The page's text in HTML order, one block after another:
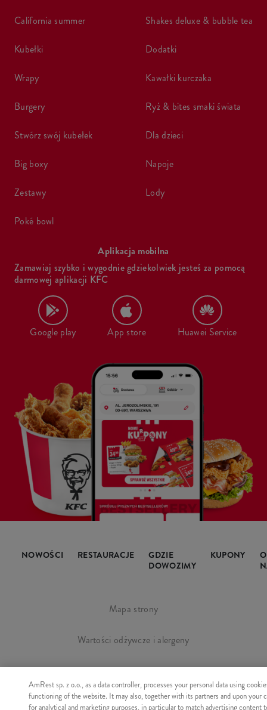
california summer
kubełki
wrapy
burgery
stwórz swój kubełek
big boxy
zestawy
poké bowl
shakes deluxe & bubble tea
dodatki
kawałki kurczaka
ryż & bites smaki świata
dla dzieci
napoje
lody
Aplikacja mobilna
Zamawiaj szybko i wygodnie gdziekolwiek jesteś za pomocą
darmowej aplikacji KFC
Google play App store Huawei Service
NOWOŚCI RESTAURACJE
GDZIE
DOWOZIMY
KUPONY
O
Mapa strony
Wartości odżywcze i alergeny
Regulamin i polityka prywatności
Manage Cookies
AmRest sp. z o.o., as a data controller, processes your personal data using
functioning of the website. It may also, together with its partners and upon your
for analytical and marketing purposes, in particular to match advertising content